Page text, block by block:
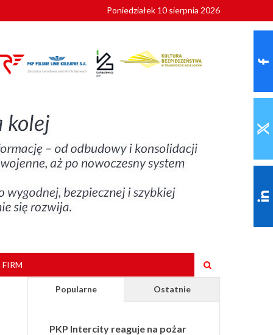
Poniedziałek 10 sierpnia 2026
Popularne Ostatnie
PKP Intercity reaguje na pożar